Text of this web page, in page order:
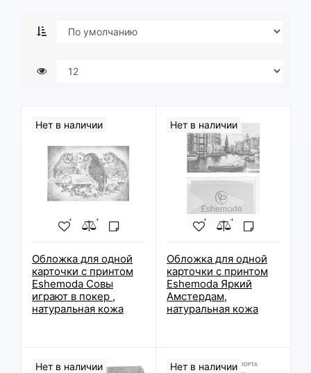
Нет в наличии
Обложка для одной
карточки с принтом
Eshemoda Совы
играют в покер ,
натуральная кожа
Нет в наличии
Обложка для одной
карточки с принтом
Eshemoda Яркий
Амстердам,
натуральная кожа
Нет в наличии Нет в наличии